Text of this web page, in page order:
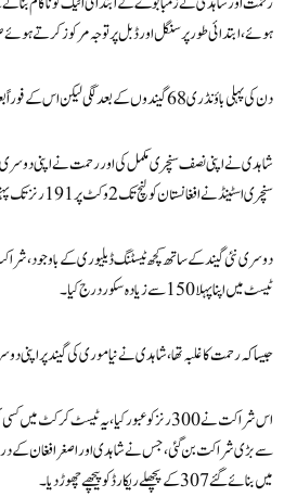
ہوئے، ابتدائی طور پر سنگل اورڈبل پر توجہ مرکوز کرتے ہوئے
دن کی پہلی باؤنڈری 68 گیندوں کے بعد لگی لیکن اس کے فوراً بعد ہی رنز کا بہاؤ تیز ہوگیا۔
شاہدی نے اپنی نصف سنچری مکمل کی اور رحمت نے اپنی
سنچری اسٹینڈ نے افغانستان کو لنچ تک 2 وکٹ پر 191 رنز تک پہنچا دیا۔
ٹیسٹ میں اپنا پہلا 150 سے زیادہ سکور درج کیا۔
جیسا کہ رحمت کا غلبہ تھا، شاہدی نے نیاموری کی گیند پر
اس شراکت نے 300 رنز کو عبور کیا، یہ ٹیسٹ
میں بنائے گئے 307 کے پچھلے ریکارڈ کو پیچھے چھوڑ دیا۔